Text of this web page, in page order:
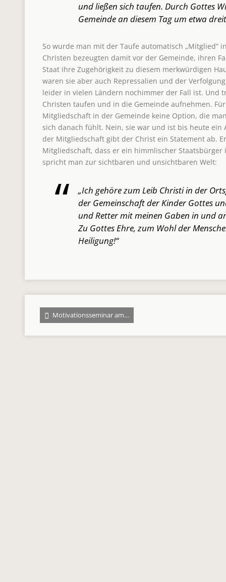
und ließen sich taufen. Durch Gottes
Gemeinde an diesem Tag um etwa
So wurde man mit der Taufe automatisch „Mitglied“
Christen bezeugten damit vor der Gemeinde, ihren
Staat ihre Zugehörigkeit zu diesem merkwürdigen
waren sie aber auch Repressalien und der
leider in vielen Ländern nochimmer der Fall ist. Und
Christen taufen und in die Gemeinde aufnehmen.
Mitgliedschaft in der Gemeinde keine Option, die
sich danach fühlt. Nein, sie war und ist bis heute ein
der Mitgliedschaft gibt der Christ ein Statement ab.
Mitgliedschaft, dass er ein himmlischer Staatsbürger
spricht man zur sichtbaren und unsichtbaren Welt:
„Ich gehöre zum Leib Christi in der
der Gemeinschaft der Kinder Gottes
und Retter mit meinen Gaben in und
Zu Gottes Ehre, zum Wohl der
Heiligung!“
Motivationsseminar am…